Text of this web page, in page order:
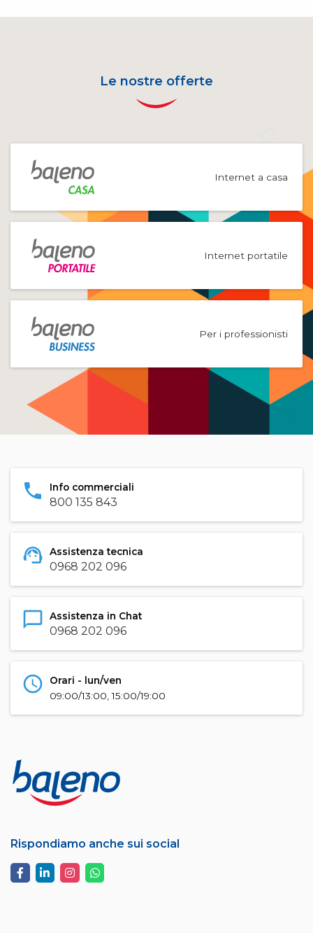
Le nostre offerte
Internet a casa
Internet portatile
Per i professionisti
phone Info commerciali
800 135 843
support_agent Assistenza tecnica
0968 202 096
chat_bubble_outline Assistenza in Chat
0968 202 096
schedule
Orari - lun/ven
09:00/13:00, 15:00/19:00
Rispondiamo anche sui social